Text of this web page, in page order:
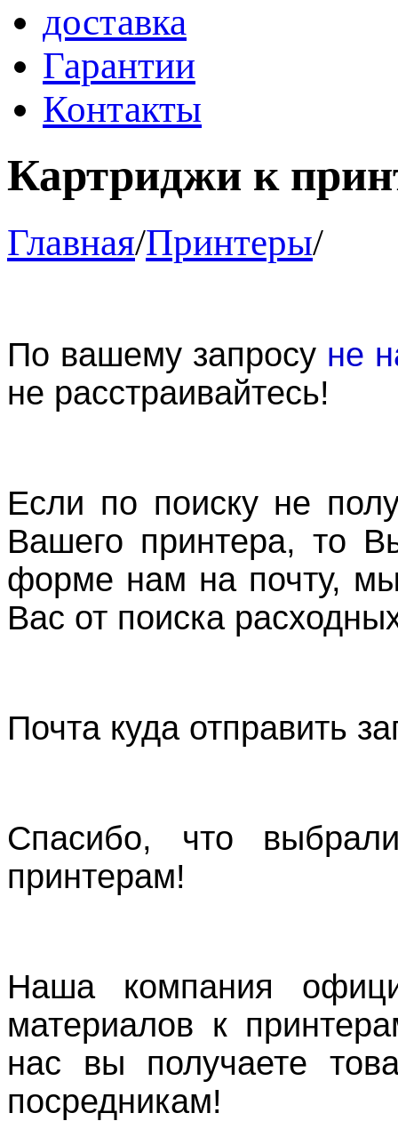
доставка
Гарантии
Контакты
Картриджи к
Главная/Принтеры/
По вашему запросу не
не расстраивайтесь!
Если по поиску не
Вашего принтера, то
форме нам на почту,
Вас от поиска
Почта куда отправить
Спасибо, что
принтерам!
Наша компания
материалов к
нас вы получаете
посредникам!